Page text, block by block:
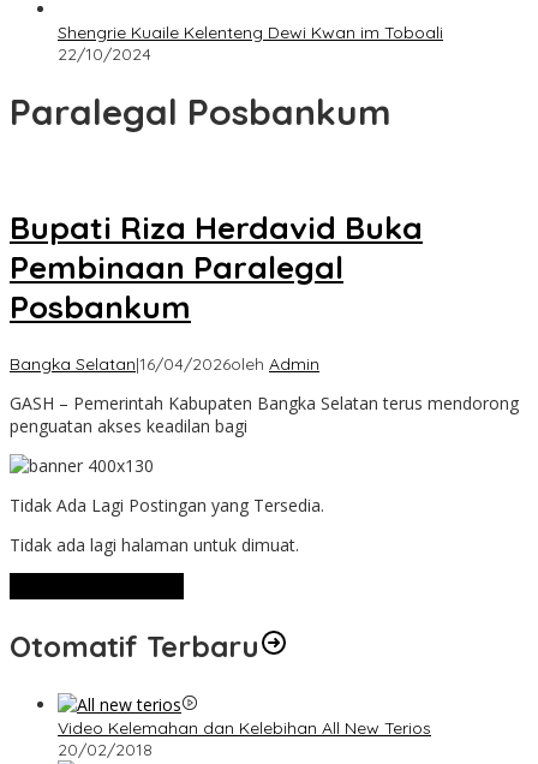
Shengrie Kuaile Kelenteng Dewi Kwan im Toboali
22/10/2024
Paralegal Posbankum
Bupati Riza Herdavid Buka
Pembinaan Paralegal
Posbankum
Bangka Selatan|16/04/2026oleh Admin
GASH – Pemerintah Kabupaten Bangka Selatan terus mendorong
penguatan akses keadilan bagi
Tidak Ada Lagi Postingan yang Tersedia.
Tidak ada lagi halaman untuk dimuat.
Otomatif Terbaru
Video Kelemahan dan Kelebihan All New Terios
20/02/2018